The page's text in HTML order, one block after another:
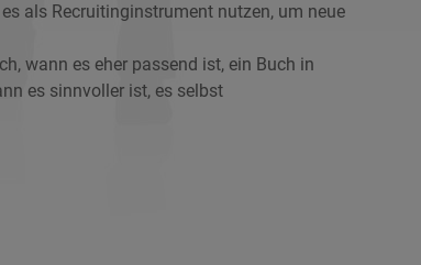
als Recruitinginstrument nutzen, um neue
wann es eher passend ist, ein Buch in
es sinnvoller ist, es selbst